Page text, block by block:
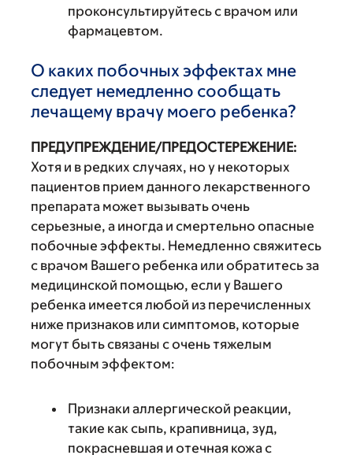
проконсультируйтесь с врачом или
фармацевтом.
О каких побочных эффектах мне
следует немедленно сообщать
лечащему врачу моего ребенка?
ПРЕДУПРЕЖДЕНИЕ/ПРЕДОСТЕРЕЖЕНИЕ:
Хотя и в редких случаях, но у некоторых
пациентов прием данного лекарственного
препарата может вызывать очень
серьезные, а иногда и смертельно опасные
побочные эффекты. Немедленно свяжитесь
с врачом Вашего ребенка или обратитесь за
медицинской помощью, если у Вашего
ребенка имеется любой из перечисленных
ниже признаков или симптомов, которые
могут быть связаны с очень тяжелым
побочным эффектом:
Признаки аллергической реакции,
такие как сыпь, крапивница, зуд,
покрасневшая и отечная кожа с